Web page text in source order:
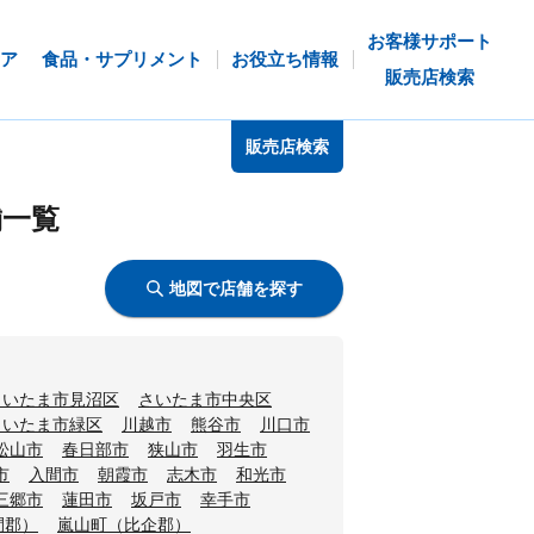
食品・サプリメント お役立ち情報
お客様サポート
販売店検索
販売店検索
覧
地図で店舗を探す
いたま市見沼区
さいたま市中央区
いたま市緑区 川越市 熊谷市
川口市
山市 春日部市 狭山市
羽生市
入間市 朝霞市 志木市
和光市
郷市 蓮田市 坂戸市
幸手市
）
嵐山町（比企郡）